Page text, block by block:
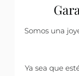
Somos una
Ya sea que